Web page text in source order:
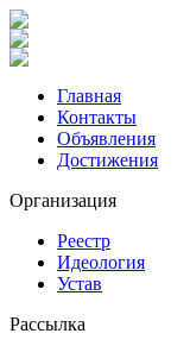
Главная
Контакты
Объявления
Достижения
Организация
Реестр
Идеология
Устав
Рассылка